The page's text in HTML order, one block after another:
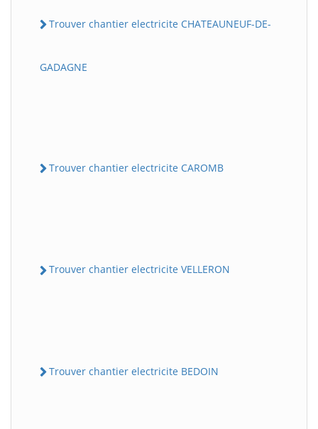
Trouver chantier electricite CHATEAUNEUF-DE-
GADAGNE
Trouver chantier electricite CAROMB
Trouver chantier electricite VELLERON
Trouver chantier electricite BEDOIN